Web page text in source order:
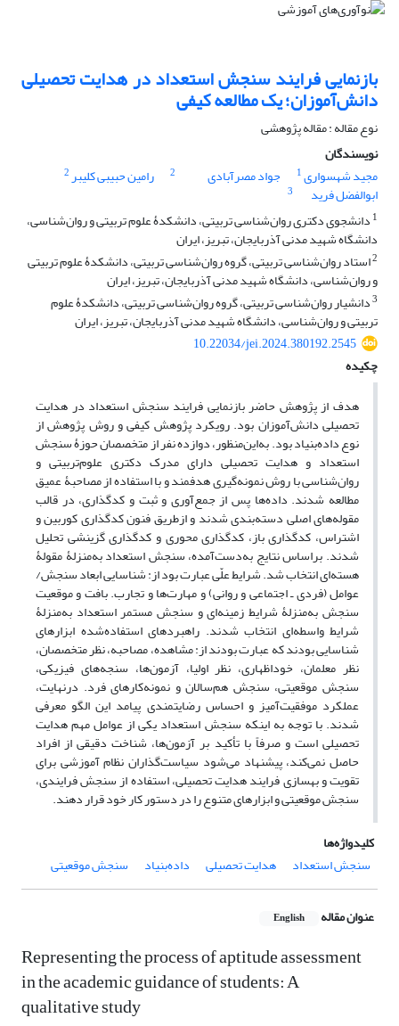
بازنمایی فرایند سنجش استعداد در هدایت تحصیلی
دانش‌آموزان؛ یک مطالعه کیفی
نوع مقاله : مقاله پژوهشی
نویسندگان
مجید شهسواری1 جواد مصرآبادی 2 رامین حبیبی کلیبر2
ابوالفضل فرید
3
1 دانشجوی دکتری روان‌شناسی تربیتی، دانشکدۀ علوم تربیتی و روان‌شناسی،
دانشگاه شهید مدنی آذربایجان، تبریز، ایران
2استاد روان‌شناسی تربیتی، گروه روان‌شناسی تربیتی، دانشکدۀ علوم تربیتی
و روان‌شناسی، دانشگاه شهید مدنی آذربایجان، تبریز، ایران
3دانشیار روان‌شناسی تربیتی، گروه روان‌شناسی تربیتی، دانشکدۀ علوم
تربیتی و روان‌شناسی، دانشگاه شهید مدنی آذربایجان، تبریز، ایران
10.22034/jei.2024.380192.2545
چکیده
هدف از پژوهش حاضر بازنمایی فرایند سنجش استعداد در هدایت
تحصیلی دانش‌آموزان بود. رویکرد پژوهش کیفی و روش پژوهش از
نوع داده‌بنیاد بود. به‌این‌منظور‌، دوازده نفر از متخصصان حوزۀ سنجش
استعداد و هدایت تحصیلی دارای مدرک دکتری علوم‌تربیتی و
روان‌شناسی با روش نمونه‌گیری هدفمند و با استفاده از مصاحبۀ عمیق
مطالعه شدند. داده‌ها پس از جمع‌آوری و ثبت و کدگذاری، در قالب
مقوله‌های اصلی دسته‌بندی شدند و ازطریق فنون کدگذاری کوربین و
اشتراس، کدگذاری باز، کدگذاری محوری و کدگذاری گزینشی تحلیل
شدند. براساس نتایج به‌دست‌آمده، سنجش استعداد به‌‌منزلۀ مقولۀ
هسته‌ای انتخاب شد. شرایط علّی عبارت بود از: شناسایی ابعاد سنجش/
عوامل (فردی ـ اجتماعی و روانی) و مهارت‌ها و تجارب. بافت و موقعیت
سنجش به‌‌منزلۀ شرایط زمینه‌ای و سنجش مستمر استعداد به‌‌منزلۀ
شرایط واسطه‌ای انتخاب شدند. راهبردهای استفاده‌شده ابزارهای
شناسایی بودند که عبارت بودند از: مشاهده، مصاحبه، نظر متخصصان،
نظر معلمان، خوداظهاری، نظر اولیا، آزمون‌ها، سنجه‌های فیزیکی،
سنجش موقعیتی، سنجش هم‌سالان و نمونه‌کارهای فرد. درنهایت،
عملکرد موفقیت‌آمیز و احساس رضایتمندی پیامد این الگو معرفی
شدند. با توجه‌ به اینکه سنجش استعداد یکی از عوامل مهم هدایت
تحصیلی است و صرفاً با تأکید بر آزمون‌ها، شناخت دقیقی از افراد
حاصل نمی‌کند، پیشنهاد می‌شود سیاست‌گذاران نظام آموزشی برای
تقویت و بهسازی فرایند هدایت تحصیلی، استفاده از سنجش فرایندی،
سنجش موقعیتی و ابزارهای متنوع را در دستور کار خود قرار دهند.
کلیدواژه‌ها
سنجش استعداد
هدایت تحصیلی داده‌بنیاد سنجش موقعیتی
عنوان مقاله English
Representing the process of aptitude assessment
in the academic guidance of students: A
qualitative study